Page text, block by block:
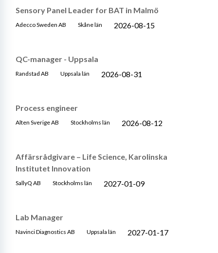
Sensory Panel Leader for BAT in Malmö
Adecco Sweden AB Skåne län 2026-08-15
QC-manager - Uppsala
Randstad AB Uppsala län 2026-08-31
Process engineer
Alten Sverige AB Stockholms län 2026-08-12
Affärsrådgivare – Life Science, Karolinska
Institutet Innovation
SallyQ AB Stockholms län 2027-01-09
Lab Manager
Navinci Diagnostics AB Uppsala län 2027-01-17